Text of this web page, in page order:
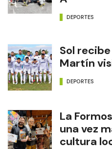
DEPORTES
Sol
Martín
DEPORTES
La
una vez
cultura